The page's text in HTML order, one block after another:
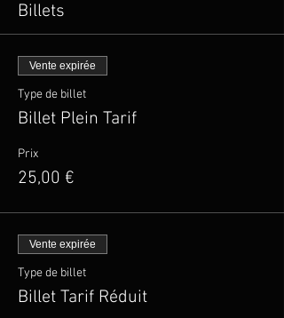
Billets
Vente expirée
Type de billet
Billet Plein Tarif
Prix
25,00 €
Vente expirée
Type de billet
Billet Tarif Réduit